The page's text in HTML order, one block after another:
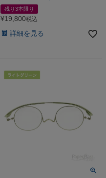
残り3本限り
¥19,800税込
詳細を見る